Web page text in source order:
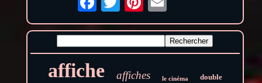
affiche affiches le cinéma double